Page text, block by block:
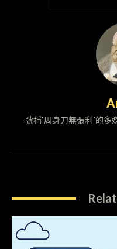
號稱"周身刀無張利"的多